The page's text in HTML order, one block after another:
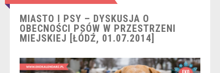
MIASTO I PSY – DYSKUSJA O
OBECNOŚCI PSÓW W PRZESTRZENI
MIEJSKIEJ [ŁÓDŹ, 01.07.2014]